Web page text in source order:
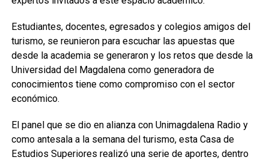
Estudiantes, docentes, egresados y colegios amigos del
turismo, se reunieron para escuchar las apuestas que
desde la academia se generaron y los retos que desde la
Universidad del Magdalena como generadora de
conocimientos tiene como compromiso con el sector
económico.
El panel que se dio en alianza con Unimagdalena Radio y
como antesala a la semana del turismo, esta Casa de
Estudios Superiores realizó una serie de aportes, dentro